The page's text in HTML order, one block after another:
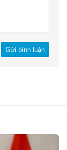
Gửi bình luận